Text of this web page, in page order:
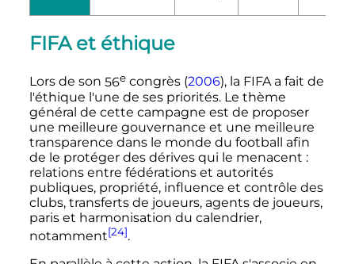
FIFA et éthique
Lors de son 56e congrès(2006), la FIFA a fait de
l'éthique l'une de ses priorités. Le thème
général de cette campagne est de proposer
une meilleure gouvernance et une meilleure
transparence dans le monde du football afin
de le protéger des dérives qui le menacent :
relations entre fédérations et autorités
publiques, propriété, influence et contrôle des
clubs, transferts de joueurs, agents de joueurs,
paris et harmonisation du calendrier,
notamment[24].